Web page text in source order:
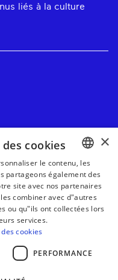
liés à la culture
BASQUE
FRENCH
×
cookies
le contenu, les
partageons également des
site avec nos partenaires
combiner avec d"autres
ou qu"ils ont collectées lors
services.
cookies
PERFORMANCE